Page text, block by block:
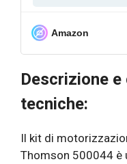
Amazon
Descrizione
tecniche:
Il kit di
Thomson 500044 è